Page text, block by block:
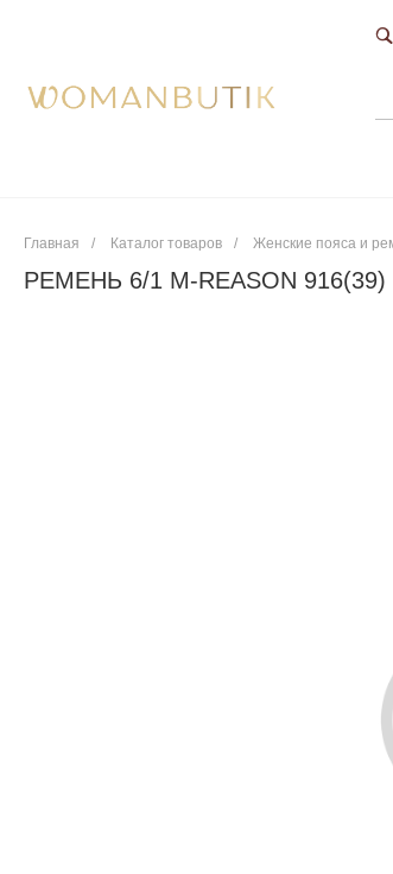
Главная / Каталог товаров / Женские пояса и
РЕМЕНЬ 6/1 M-REASON 916(39)